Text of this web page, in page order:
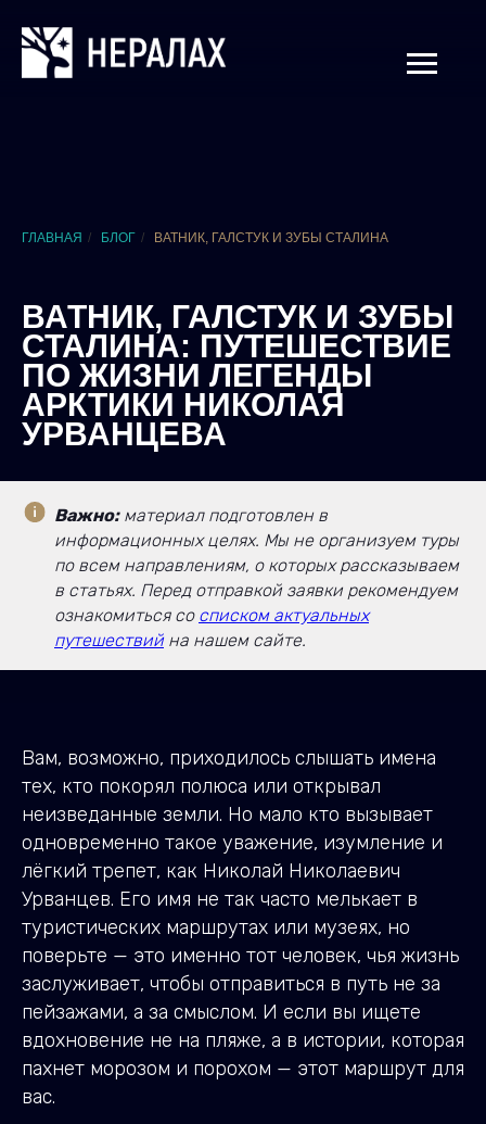
ГЛАВНАЯ / БЛОГ / ВАТНИК, ГАЛСТУК И ЗУБЫ СТАЛИНА
ВАТНИК, ГАЛСТУК И ЗУБЫ
СТАЛИНА: ПУТЕШЕСТВИЕ
ПО ЖИЗНИ ЛЕГЕНДЫ
АРКТИКИ НИКОЛАЯ
УРВАНЦЕВА
Важно:материал подготовлен в
информационных целях. Мы не организуем туры
по всем направлениям, о которых рассказываем
в статьях. Перед отправкой заявки рекомендуем
ознакомиться со списком актуальных
путешествийна нашем сайте.
Вам, возможно, приходилось слышать имена
тех, кто покорял полюса или открывал
неизведанные земли. Но мало кто вызывает
одновременно такое уважение, изумление и
лёгкий трепет, как Николай Николаевич
Урванцев. Его имя не так часто мелькает в
туристических маршрутах или музеях, но
поверьте — это именно тот человек, чья жизнь
заслуживает, чтобы отправиться в путь не за
пейзажами, а за смыслом. И если вы ищете
вдохновение не на пляже, а в истории, которая
пахнет морозом и порохом — этот маршрут для
вас.